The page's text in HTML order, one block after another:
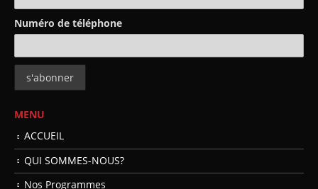
Numéro de téléphone
MENU
ACCUEIL
QUI SOMMES-NOUS?
Nos Programmes